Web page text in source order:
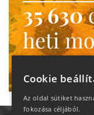
35 630
heti
Ne
Cookie
Az oldal sütiket
fokozása céljából.